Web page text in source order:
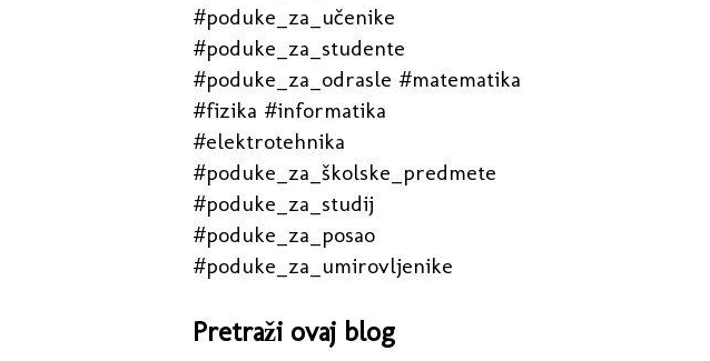
#poduke_za_učenike
#poduke_za_studente
#poduke_za_odrasle #matematika
#fizika #informatika
#elektrotehnika
#poduke_za_školske_predmete
#poduke_za_studij
#poduke_za_posao
#poduke_za_umirovljenike
Pretraži ovaj blog